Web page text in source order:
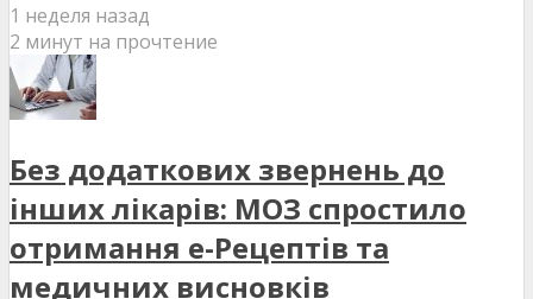
1 неделя назад
2 минут на прочтение
Без додаткових звернень до
інших лікарів: МОЗ спростило
отримання е-Рецептів та
медичних висновків